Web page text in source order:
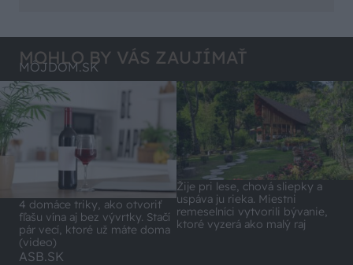
MOHLO BY VÁS ZAUJÍMAŤ
MÔJDOM.SK
4 domáce triky, ako otvoriť
fľašu vína aj bez vývrtky. Stačí
pár vecí, ktoré už máte doma
(video)
Žije pri lese, chová sliepky a
uspáva ju rieka. Miestni
remeselníci vytvorili bývanie,
ktoré vyzerá ako malý raj
ASB.SK